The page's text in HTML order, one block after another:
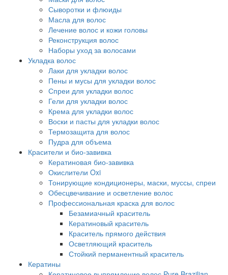
Сыворотки и флюиды
Масла для волос
Лечение волос и кожи головы
Реконструкция волос
Наборы уход за волосами
Укладка волос
Лаки для укладки волос
Пены и мусы для укладки волос
Спреи для укладки волос
Гели для укладки волос
Крема для укладки волос
Воски и пасты для укладки волос
Термозащита для волос
Пудра для объема
Красители и био-завивка
Кератиновая био-завивка
Окислители Oxi
Тонирующие кондиционеры, маски, муссы, спреи
Обесцвечивание и осветление волос
Профессиональная краска для волос
Безамиачный краситель
Кератиновый краситель
Краситель прямого действия
Осветляющий краситель
Стойкий перманентный краситель
Кератины